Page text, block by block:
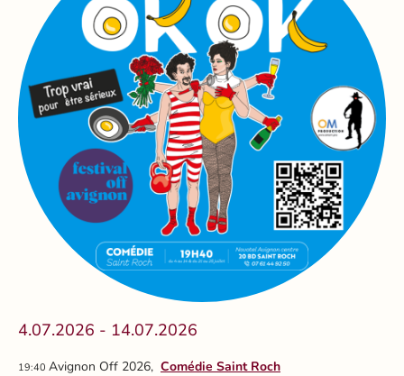
4.07.2026 - 14.07.2026
19:40 Avignon Off 2026, Comédie Saint Roch